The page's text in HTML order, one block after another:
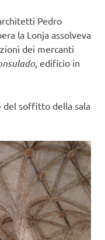
Pedro
la Lonja assolveva
dei mercanti
, edificio in
del soffitto della sala